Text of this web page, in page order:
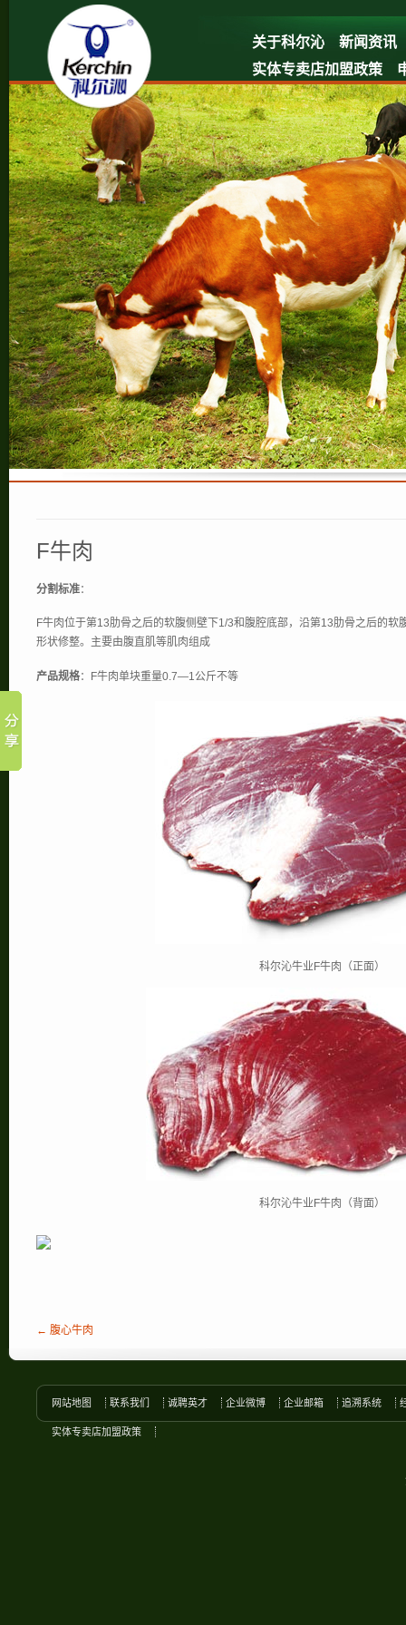
关于科尔沁
新闻资讯
实体专卖店加盟政策
F牛肉
分割标准：
F牛肉位于第13肋骨之后的软腹侧壁下1/3和腹腔底部，沿第13肋骨之后的软
形状修整。主要由腹直肌等肌肉组成
产品规格：F牛肉单块重量0.7—1公斤不等
科尔沁牛业F牛肉（正面）
科尔沁牛业F牛肉（背面）
← 腹心牛肉
网站地图 联系我们 诚聘英才 企业微博 企业邮箱 追溯系统
实体专卖店加盟政策